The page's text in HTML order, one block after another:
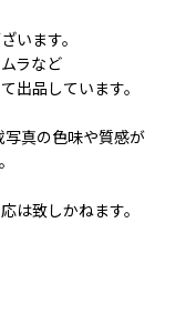
います。
ラなど
出品しています。
真の色味や質感が
は致しかねます。